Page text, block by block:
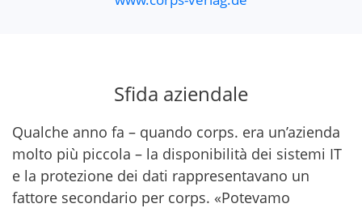
Sfida aziendale
Qualche anno fa – quando corps. era un’azienda
molto più piccola – la disponibilità dei sistemi IT
e la protezione dei dati rappresentavano un
fattore secondario per corps. «Potevamo